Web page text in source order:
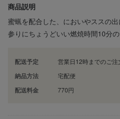
商品説明
蜜蝋を配合した、においやススの
参りにちょうどいい燃焼時間10分の
配送予定 営業日12時までのご注
納品方法 宅配便
配送料金 770円